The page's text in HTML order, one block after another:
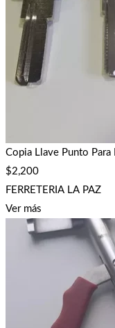
Copia Llave Punto
$2,200
FERRETERIA LA PAZ
Ver más